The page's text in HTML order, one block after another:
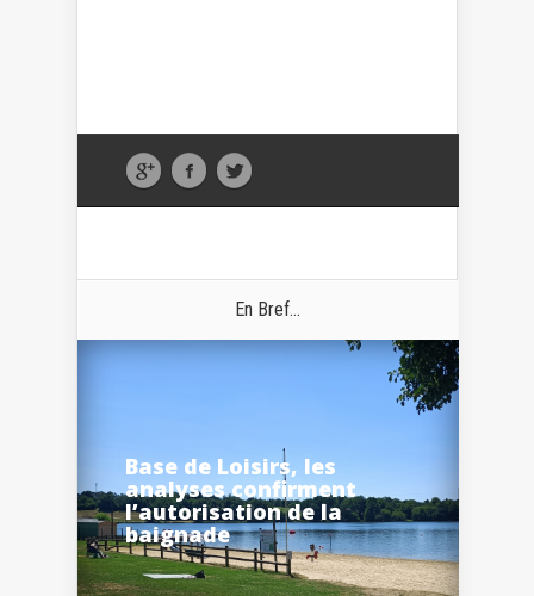
En Bref...
Base de Loisirs, les
analyses confirment
l’autorisation de la
baignade